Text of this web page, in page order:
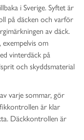
i Sverige. Syftet är
på däcken och varför
av däck.
exempelvis om
vinterdäck på
och skyddsmaterial
varje sommar, gör
är klar
Däckkontrollen är